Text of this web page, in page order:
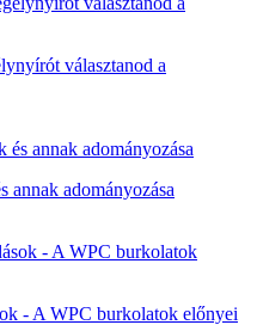
választanod a
annak adományozása
- A WPC burkolatok előnyei